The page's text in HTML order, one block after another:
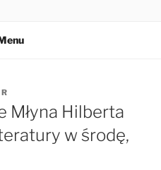
Młyna Hilberta
w środę,